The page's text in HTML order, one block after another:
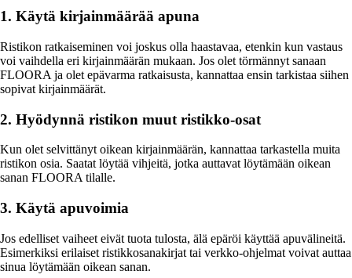
1. Käytä kirjainmäärää apuna
Ristikon ratkaiseminen voi joskus olla haastavaa, etenkin kun vastaus
voi vaihdella eri kirjainmäärän mukaan. Jos olet törmännyt sanaan
FLOORA ja olet epävarma ratkaisusta, kannattaa ensin tarkistaa siihen
sopivat kirjainmäärät.
2. Hyödynnä ristikon muut ristikko-osat
Kun olet selvittänyt oikean kirjainmäärän, kannattaa tarkastella muita
ristikon osia. Saatat löytää vihjeitä, jotka auttavat löytämään oikean
sanan FLOORA tilalle.
3. Käytä apuvoimia
Jos edelliset vaiheet eivät tuota tulosta, älä epäröi käyttää apuvälineitä.
Esimerkiksi erilaiset ristikkosanakirjat tai verkko-ohjelmat voivat auttaa
sinua löytämään oikean sanan.